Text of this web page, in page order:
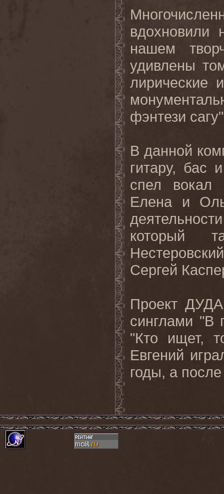
нашем
удивлены
лирические
фэнтези
В данной
гитару, бас
спел вокал
Елена и
который
Сергей
Проект
синглами "В
"Кто ищет,
Евгений
годы, а